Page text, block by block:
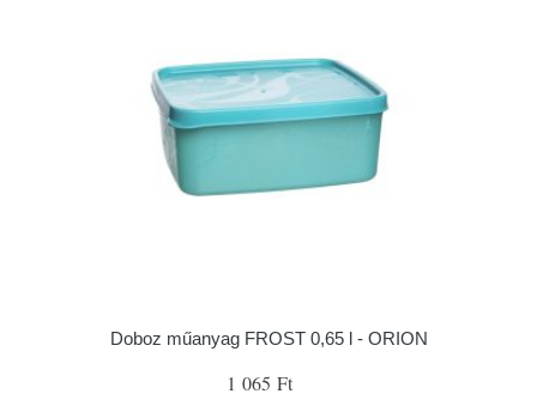
Doboz műanyag FROST 0,65 l - ORION
1 065 Ft